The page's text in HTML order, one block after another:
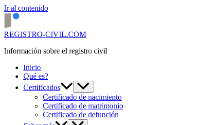
Ir al contenido
REGISTRO-CIVIL.COM
Información sobre el registro civil
Inicio
Qué es?
Certificados
Certificado de nacimiento
Certificado de matrimonio
Certificado de defunción